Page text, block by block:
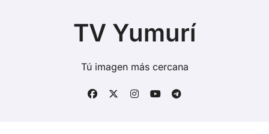
TV Yumurí
Tú imagen más cercana